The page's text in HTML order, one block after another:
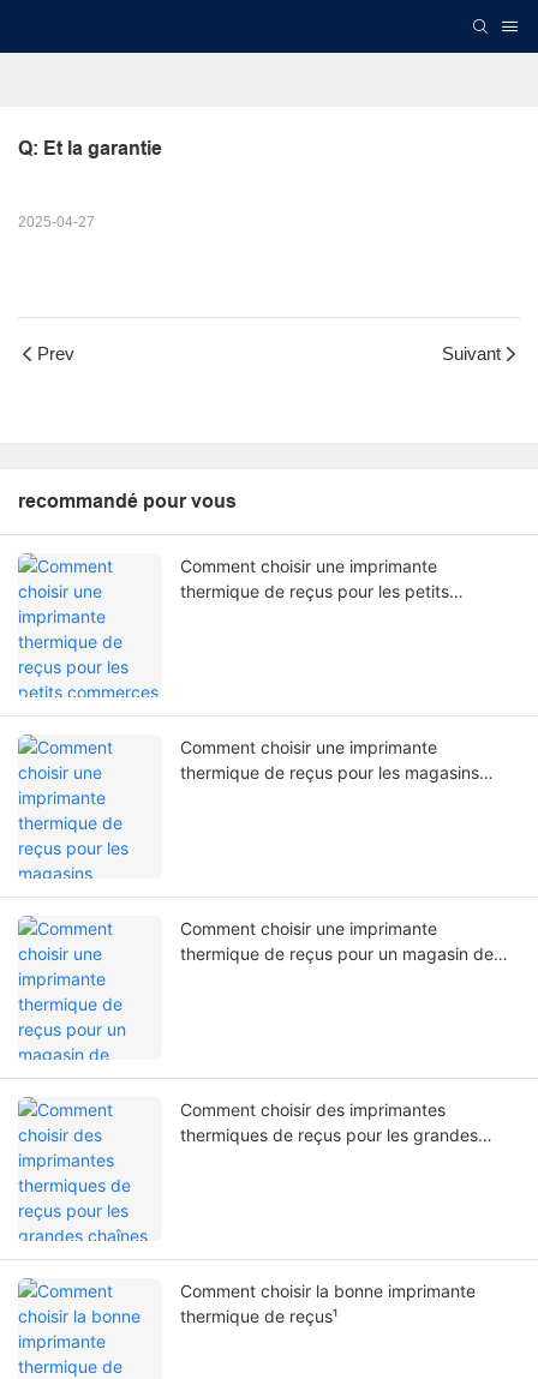
Q: Et la garantie
2025-04-27
Prev Suivant
recommandé pour vous
Comment choisir une imprimante
thermique de reçus pour les petits
Comment choisir une imprimante
thermique de reçus pour les magasins
Comment choisir une imprimante
thermique de reçus pour un magasin de
Comment choisir des imprimantes
thermiques de reçus pour les grandes
Comment choisir la bonne imprimante
thermique de reçus¹